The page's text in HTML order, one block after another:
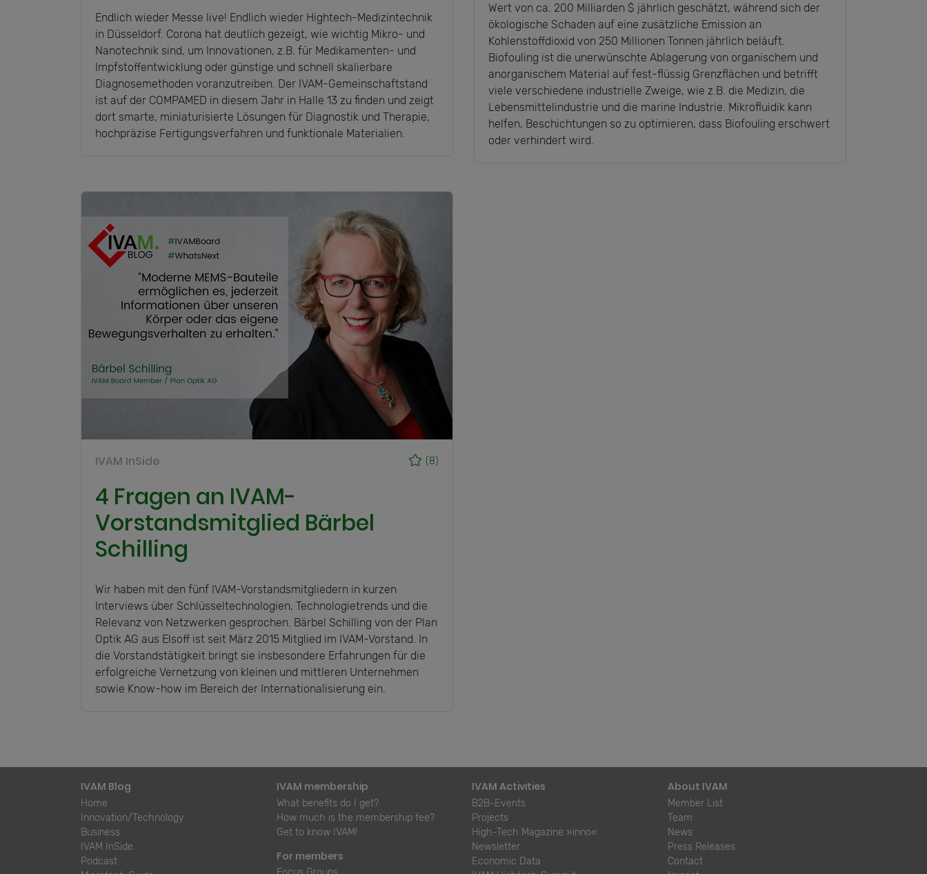
Endlich wieder Messe live! Endlich wieder Hightech-Medizintechnik
in Düsseldorf. Corona hat deutlich gezeigt, wie wichtig Mikro- und
Nanotechnik sind, um Innovationen, z.B. für Medikamenten- und
Impfstoffentwicklung oder günstige und schnell skalierbare
Diagnosemethoden voranzutreiben. Der IVAM-Gemeinschaftstand
ist auf der COMPAMED in diesem Jahr in Halle 13 zu finden und zeigt
dort smarte, miniaturisierte Lösungen für Diagnostik und Therapie,
hochpräzise Fertigungsverfahren und funktionale Materialien.
Wert von ca. 200 Milliarden $ jährlich geschätzt, während sich der
ökologische Schaden auf eine zusätzliche Emission an
Kohlenstoffdioxid von 250 Millionen Tonnen jährlich beläuft.
Biofouling ist die unerwünschte Ablagerung von organischem und
anorganischem Material auf fest-flüssig Grenzflächen und betrifft
viele verschiedene industrielle Zweige, wie z.B. die Medizin, die
Lebensmittelindustrie und die marine Industrie. Mikrofluidik kann
helfen, Beschichtungen so zu optimieren, dass Biofouling erschwert
oder verhindert wird.
(8)
IVAM InSide
4 Fragen an IVAM-
Vorstandsmitglied Bärbel
Schilling
Wir haben mit den fünf IVAM-Vorstandsmitgliedern in kurzen
Interviews über Schlüsseltechnologien, Technologietrends und die
Relevanz von Netzwerken gesprochen. Bärbel Schilling von der Plan
Optik AG aus Elsoff ist seit März 2015 Mitglied im IVAM-Vorstand. In
die Vorstandstätigkeit bringt sie insbesondere Erfahrungen für die
erfolgreiche Vernetzung von kleinen und mittleren Unternehmen
sowie Know-how im Bereich der Internationalisierung ein.
IVAM Blog
Home
Innovation/Technology
Business
IVAM InSide
Podcast
IVAM membership
What benefits do I get?
How much is the membership fee?
Get to know IVAM!
For members
IVAM Activities
B2B-Events
Projects
High-Tech Magazine »inno«
Newsletter
Economic Data
About IVAM
Member List
Team
News
Press Releases
Contact